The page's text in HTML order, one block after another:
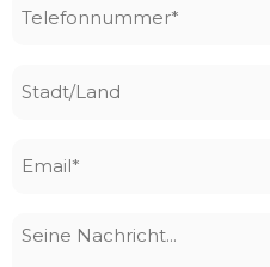
Seine